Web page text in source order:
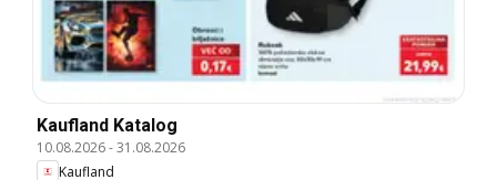
Kaufland Katalog
10.08.2026-31.08.2026
Kaufland